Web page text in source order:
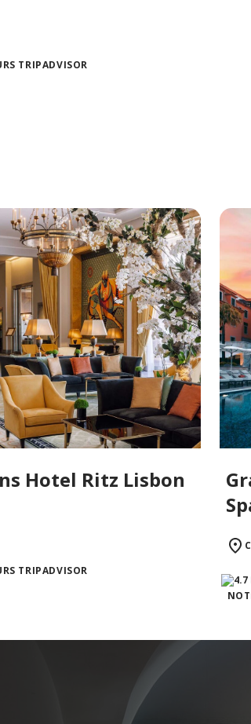
TRIPADVISOR
Hotel Ritz Lisbon
TRIPADVISOR